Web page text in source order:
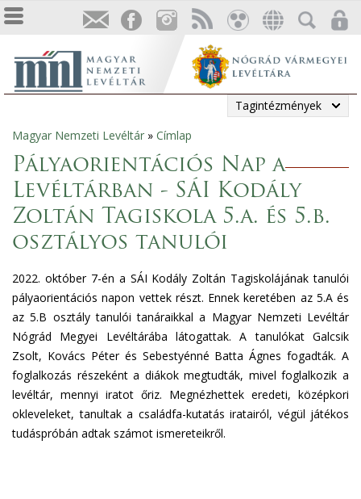
Tagintézmények
Jelenlegi
hely
Magyar Nemzeti Levéltár » Címlap
Pályaorientációs Nap a
Levéltárban - SÁI Kodály
Zoltán Tagiskola 5.a. és 5.b.
osztályos tanulói
2022. október 7-én a SÁI Kodály Zoltán Tagiskolájának tanulói
pályaorientációs napon vettek részt. Ennek keretében az 5.A és
az 5.B osztály tanulói tanáraikkal a Magyar Nemzeti Levéltár
Nógrád Megyei Levéltárába látogattak. A tanulókat Galcsik
Zsolt, Kovács Péter és Sebestyénné Batta Ágnes fogadták. A
foglalkozás részeként a diákok megtudták, mivel foglalkozik a
levéltár, mennyi iratot őriz. Megnézhettek eredeti, középkori
okleveleket, tanultak a családfa-kutatás iratairól, végül játékos
tudáspróbán adtak számot ismereteikről.